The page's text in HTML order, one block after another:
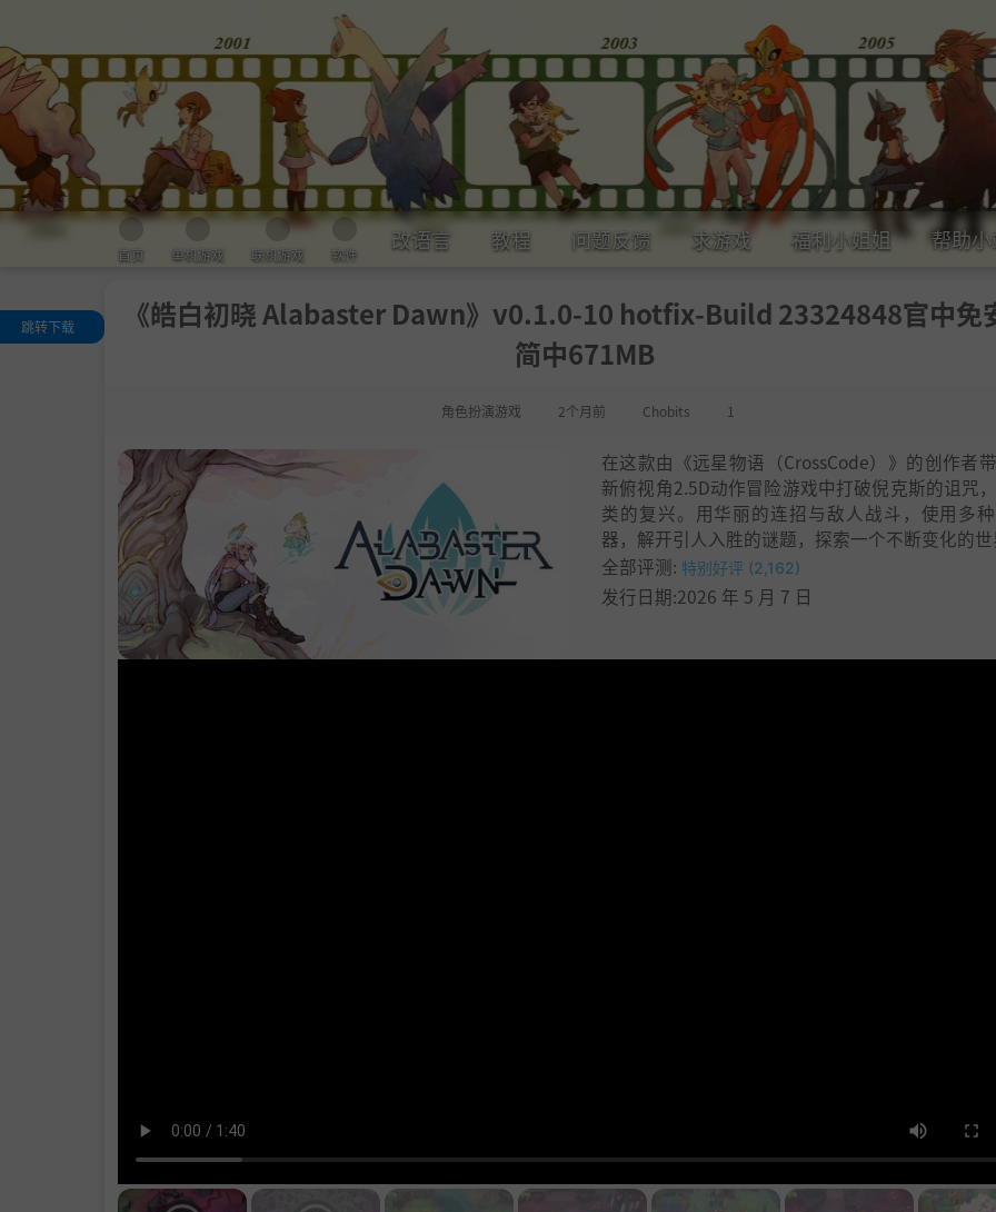
首页 单机游戏 联机游戏 软件
改语言 教程 问题反馈 求游戏 福利小姐姐 帮助小
《皓白初晓 Alabaster Dawn》v0.1.0-10 hotfix-Build 23324848官中免
简中671MB
角色扮演游戏 2个月前 Chobits 1
跳转下载
在这款由《远星物语（CrossCode）》的创作者
新俯视角2.5D动作冒险游戏中打破倪克斯的诅咒
类的复兴。用华丽的连招与敌人战斗，使用多
器，解开引人入胜的谜题，探索一个不断变化的世
全部评测: 特别好评 (2,162)
发行日期:2026 年 5 月 7 日